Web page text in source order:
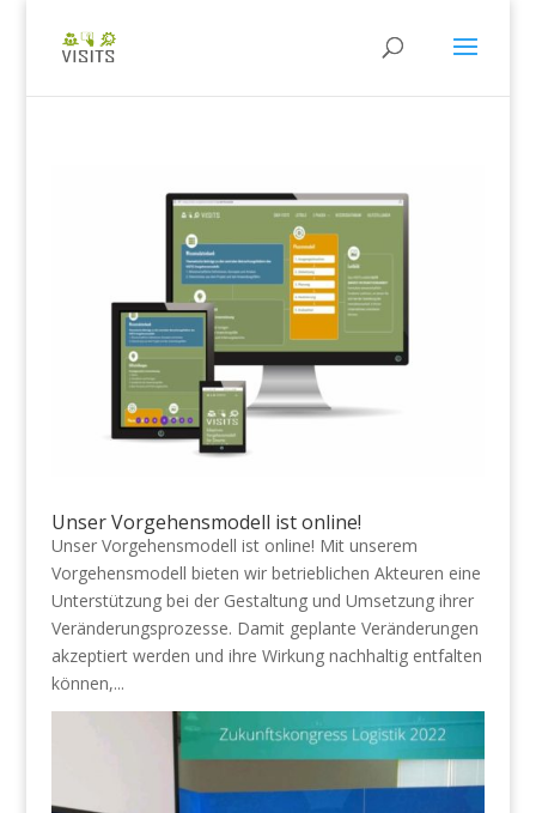
Unser Vorgehensmodell ist online!
Unser Vorgehensmodell ist online! Mit unserem
Vorgehensmodell bieten wir betrieblichen Akteuren eine
Unterstützung bei der Gestaltung und Umsetzung ihrer
Veränderungsprozesse. Damit geplante Veränderungen
akzeptiert werden und ihre Wirkung nachhaltig entfalten
können,...